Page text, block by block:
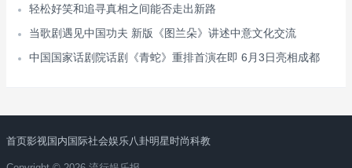
轻松好笑和追寻真相之间能否走出新路
当歌剧遇见中国功夫 新版《图兰朵》讲述中意文化交流
中国国家话剧院话剧《青蛇》重排首演在即 6月3日亮相成都
首页影视国内国际社会娱乐八卦明星时尚科教